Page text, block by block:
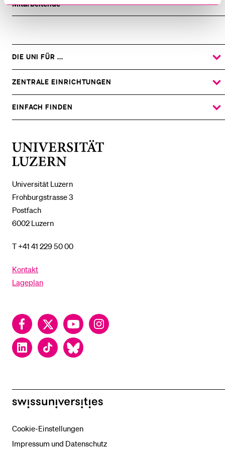
Mitarbeitende
Universität Luzern
Frohburgstrasse 3
Postfach
6002 Luzern
T +41 41 229 50 00
Kontakt
Lageplan
FacebookTwitter YouTubeInstagram
LinkedInTikTok Bluesky
DIE UNI FÜR ...
ZEIGE
DAS
UNTERMENÜ
ZENTRALE EINRICHTUNGEN
ZEIGE
DAS
UNTERMENÜ
EINFACH FINDEN
ZEIGE
DAS
swissuniversities
Cookie-Einstellungen
Impressum und Datenschutz